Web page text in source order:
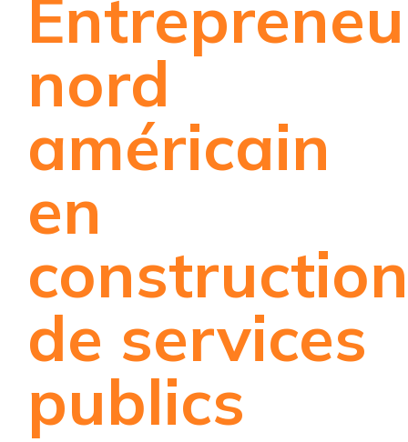
nord
américain
en
construction
de services
publics